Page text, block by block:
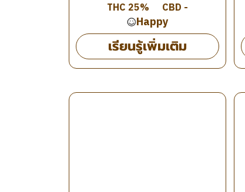
THC 25% CBD -
Happy
เรียนรู้เพิ่มเติม